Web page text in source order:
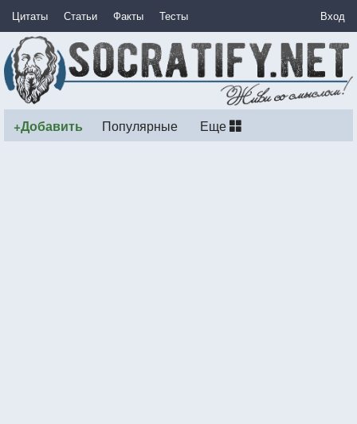
Цитаты Статьи Факты Тесты Вход
+Добавить Популярные Еще